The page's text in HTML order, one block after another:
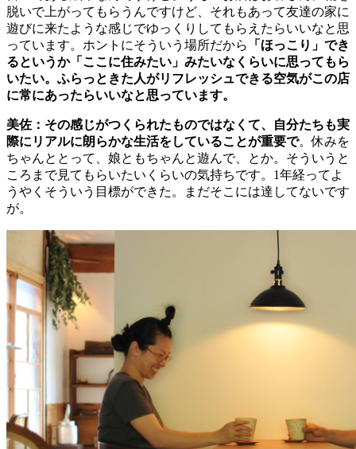
脱いで上がってもらうんですけど、それもあって友達の家に
遊びに来たような感じでゆっくりしてもらえたらいいなと思
っています。ホントにそういう場所だから
「ほっこり」でき
るというか「ここに住みたい」みたいなくらいに思ってもら
いたい。ふらっときた人がリフレッシュできる空気がこの店
に常にあったらいいなと思っています。
美佐：その感じがつくられたものではなくて、自分たちも実
際にリアルに朗らかな生活をしていることが重要で。休みを
ちゃんととって、娘ともちゃんと遊んで、とか。そういうと
ころまで見てもらいたいくらいの気持ちです。1年経ってよ
うやくそういう目標ができた。まだそこには達してないです
が。